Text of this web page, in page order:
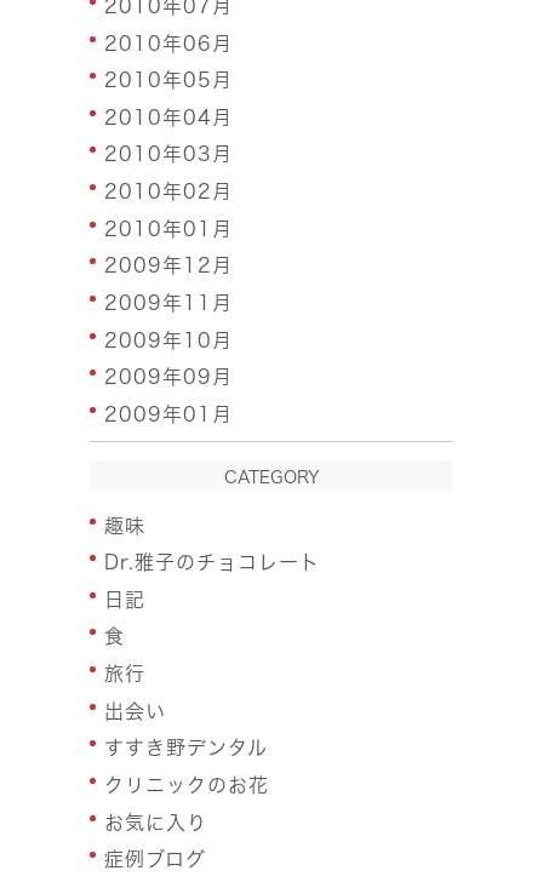
2010年07月
2010年06月
2010年05月
2010年04月
2010年03月
2010年02月
2010年01月
2009年12月
2009年11月
2009年10月
2009年09月
2009年01月
CATEGORY
趣味
Dr.雅子のチョコレート
日記
食
旅行
出会い
すすき野デンタル
クリニックのお花
お気に入り
症例ブログ